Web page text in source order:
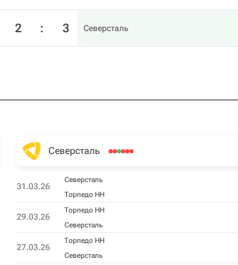
2 : 3 Северсталь
Северсталь
31.03.26
Северсталь
Торпедо НН
29.03.26
Торпедо НН
Северсталь
27.03.26
Торпедо НН
Северсталь